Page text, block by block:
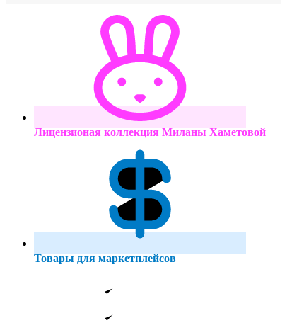
Лицензионая коллекция Миланы Хаметовой
Товары для маркетплейсов